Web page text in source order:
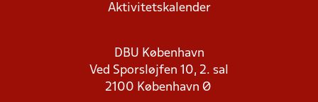
Aktivitetskalender
DBU København
Ved Sporsløjfen 10, 2. sal
2100 København Ø